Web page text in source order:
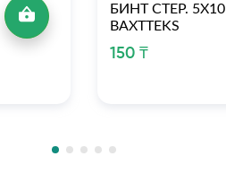
БИНТ СТЕР. 5Х10
BAXTTEKS
150 ₸